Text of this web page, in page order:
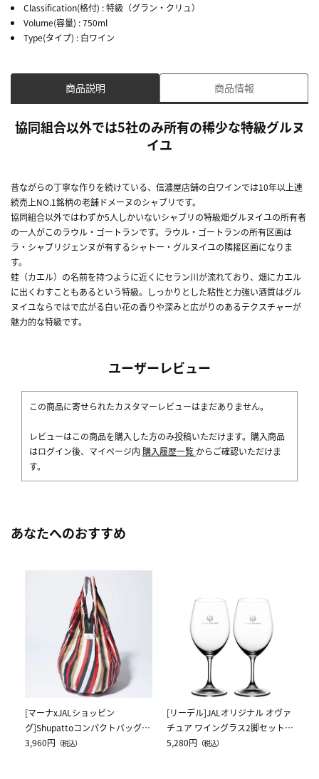
Classification(格付) : 特級（グラン・クリュ）
Volume(容量) : 750ml
Type(タイプ) : 白ワイン
商品説明 商品情報
協同組合以外では5社のみ所有の稀少な特級グルヌ
イユ
昔ながらの丁寧な作りを続けている、信濃屋店舗の白ワインでは10年以上連
続売上NO.1銘柄の老舗ドメーヌのシャブリです。
協同組合以外ではわずか5人しかいないシャブリの特級畑グルヌイユの所有者
の一人がこのラウル・ゴートランです。ラウル・ゴートランの所有区画は
ラ・シャブリジェンヌが有するシャトー・グルヌイユの隣接区画になりま
す。
蛙（カエル）の名前を持つように近くにセラン川が流れており、畑にカエル
に出くわすこともあるという特級。しっかりとした粘性と力強い酒質はグル
ヌイユならではで広がる白い花の香りや深みと広がりのあるテクスチャーが
魅力的な特級です。
ユーザーレビュー
この商品に寄せられたカスタマーレビューはまだありません。
レビューはこの商品を購入した方のみ投稿いただけます。購入商品
はログイン後、マイページ内 購入履歴一覧 からご確認いただけま
す。
あなたへのおすすめ
[マーナxJALショッピン
グ]Shupattoコンパクトバッグ
Drop JAL客室乗務員（LC）スカ
3,960円 （税込）
[リーデル]JALオリジナル オヴァ
チュア ワイングラス2脚セット
（レッドワイン）
5,280円 （税込）